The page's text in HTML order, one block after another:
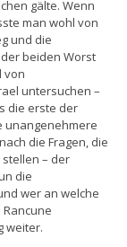
gälte. Wenn
man wohl von
und die
beiden Worst
von
untersuchen –
die erste der
unangenehmere
die Fragen, die
– der
die
wer an welche
weiter.